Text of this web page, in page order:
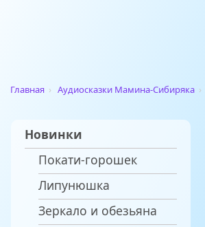
Главная › Аудиосказки Мамина-Сибиряка ›
Новинки
Покати-горошек
Липунюшка
Зеркало и обезьяна